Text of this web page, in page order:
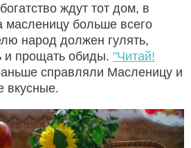
ждут тот дом, в
масленицу больше всего
народ должен гулять,
и прощать обиды. "Читай!
справляли Масленицу и
вкусные.